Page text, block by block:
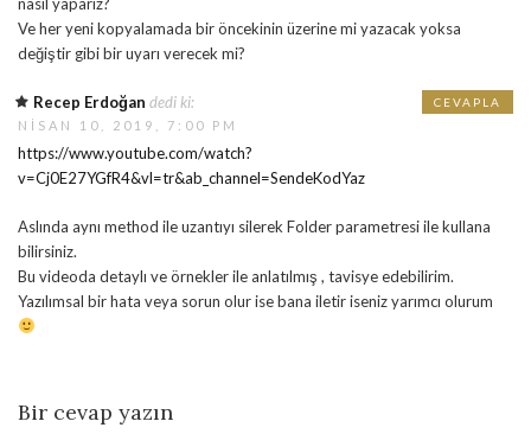
Ve her yeni kopyalamada bir öncekinin üzerine mi yazacak yoksa
değiştir gibi bir uyarı verecek mi?
Recep Erdoğan dedi ki:
NISAN 10, 2019, 7:00 PM
https://www.youtube.com/watch?
v=Cj0E27YGfR4&vl=tr&ab_channel=SendeKodYaz
Aslında aynı method ile uzantıyı silerek Folder parametresi ile kullana
bilirsiniz.
Bu videoda detaylı ve örnekler ile anlatılmış , tavisye edebilirim.
Yazılımsal bir hata veya sorun olur ise bana iletir iseniz yarımcı olurum
CEVAPLA
Bir cevap yazın